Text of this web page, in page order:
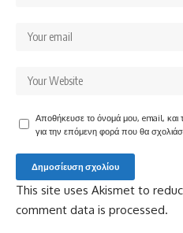
Αποθήκευσε το όνομά μου, email, και
για την επόμενη φορά που θα
This site uses Akismet to
comment data is processed.